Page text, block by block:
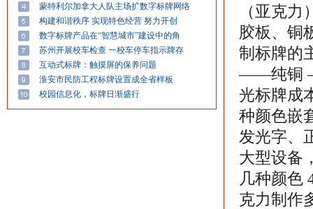
蒙特利尔加拿大人队主场扩数字标牌网络
构建和谐秩序 实现特色经营 努力开创
数字标牌产品在“智慧城市”建设中的角
苏州开展校车检查 一校车停车指示牌存
互动式标牌：触摸屏的保养问题
淮安市民防工程标牌设置成全省样板
校园信息化，标牌日渐盛行
（亚克
胶板、铜
制标牌
——纯铜
光标牌成
种颜色嵌
发光字、
大型设备
几种颜色
克力制作